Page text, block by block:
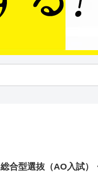
総合型選抜（AO入試）